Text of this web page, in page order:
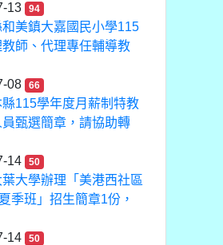
13 94
美鎮大嘉國民小學115
師、代理專任輔導教
08
66
115學年度月薪制特教
甄選簡章，請協助轉
14
50
大學辦理「美港西社區
季班」招生簡章1份，
14
50